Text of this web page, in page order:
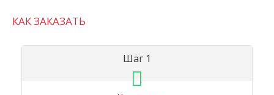
КАК ЗАКАЗАТЬ
Шаг 1